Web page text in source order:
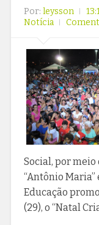
Por: leysson
Notícia
Social, por meio
“Antônio Maria”
Educação
(29), o “Natal